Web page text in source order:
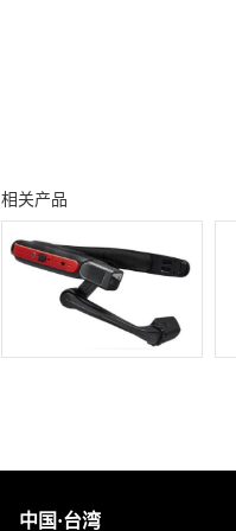
相关产品
中国·台湾